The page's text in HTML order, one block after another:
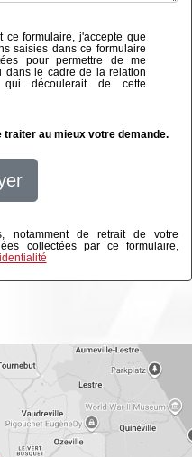
ce formulaire, j'accepte que
saisies dans ce formulaire
pour permettre de me
dans le cadre de la relation
qui découlerait de cette
traiter au mieux votre demande.
notamment de retrait de votre
collectées par ce formulaire,